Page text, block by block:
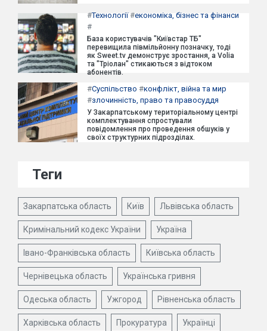
#Технології#економіка, бізнес та фінанси
#
База користувачів "Київстар ТБ"
перевищила півмільйонну позначку, тоді
як Sweet.tv демонструє зростання, а Volia
та "Тріолан" стикаються з відтоком
абонентів.
#Суспільство #конфлікт, війна та мир
#злочинність, право та правосуддя
У Закарпатському територіальному центрі
комплектування спростували
повідомлення про проведення обшуків у
своїх структурних підрозділах.
Теги
Закарпатська область Київ Львівська область
Кримінальний кодекс України Україна
Івано-Франківська область Київська область
Чернівецька область Українська гривня
Одеська область Ужгород Рівненська область
Харківська область Прокуратура Українці